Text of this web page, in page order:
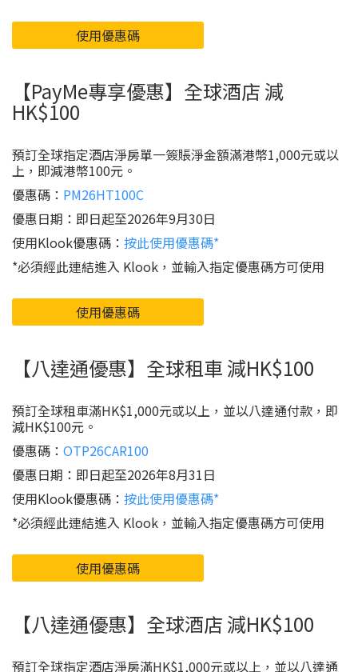
使用優惠碼
【PayMe專享優惠】全球酒店 減
HK$100
預訂全球指定酒店淨房單一簽賬淨金額滿港幣1,000元或以
上，即減港幣100元。
優惠碼： PM26HT100C
優惠日期：即日起至2026年9月30日
使用Klook優惠碼： 按此使用優惠碼*
*必須經此連結進入 Klook，並輸入指定優惠碼方可使用
使用優惠碼
【八達通優惠】全球租車 減HK$100
預訂全球租車滿HK$1,000元或以上，並以八達通付款，即
減HK$100元。
優惠碼： OTP26CAR100
優惠日期：即日起至2026年8月31日
使用Klook優惠碼： 按此使用優惠碼*
*必須經此連結進入 Klook，並輸入指定優惠碼方可使用
使用優惠碼
【八達通優惠】全球酒店 減HK$100
預訂全球指定酒店淨房滿HK$1,000元或以上，並以八達通